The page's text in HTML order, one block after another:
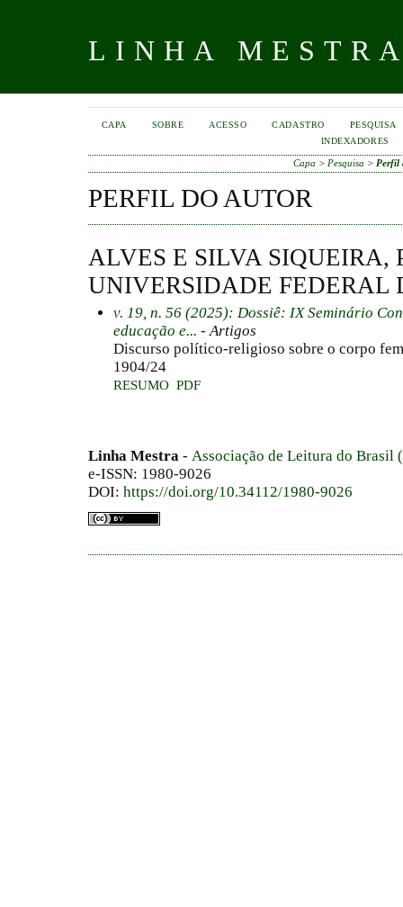
LINHA
CAPA SOBRE ACESSO CADASTRO
PESQUISA
INDEXADORES
Capa > Pesquisa > Perfil
PERFIL DO AUTOR
ALVES E SILVA SIQUEIRA,
UNIVERSIDADE FEDERAL
v. 19, n. 56 (2025): Dossiê: IX Seminário
educação e... - Artigos
Discurso político-religioso sobre o corpo
1904/24
RESUMO PDF
Linha Mestra - Associação de Leitura do Brasil
e-ISSN: 1980-9026
DOI: https://doi.org/10.34112/1980-9026